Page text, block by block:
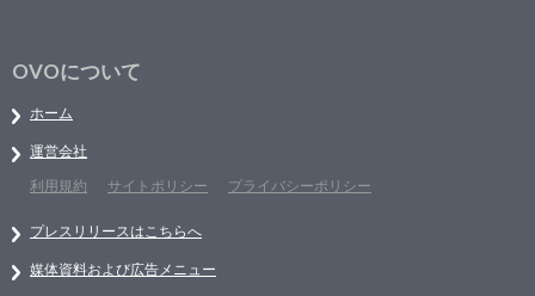
OVOについて
ホーム
運営会社
利用規約
サイトポリシー プライバシーポリシー
プレスリリースはこちらへ
媒体資料および広告メニュー